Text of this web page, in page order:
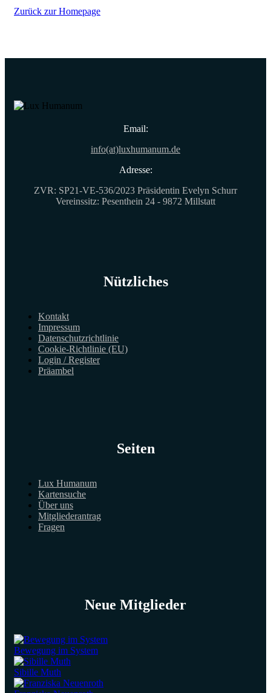
Zurück zur Homepage
Email:
info(at)luxhumanum.de
Adresse:
ZVR: SP21-VE-536/2023 Präsidentin Evelyn Schurr
Vereinssitz: Pesenthein 24 - 9872 Millstatt
Nützliches
Kontakt
Impressum
Datenschutzrichtlinie
Cookie-Richtlinie (EU)
Login / Register
Präambel
Seiten
Lux Humanum
Kartensuche
Über uns
Mitgliederantrag
Fragen
Neue Mitglieder
Bewegung im System
Sibille Muth